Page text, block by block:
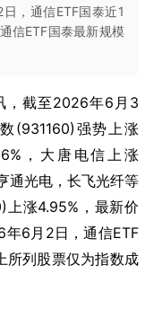
，通信ETF国泰近1
信ETF国泰最新规模
，截至2026年6月3
(931160)强势上涨
，大唐电信上涨
通光电，长飞光纤等
上涨4.95%，最新价
年6月2日，通信ETF
所列股票仅为指数成